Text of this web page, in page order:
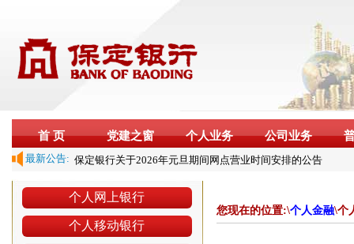
首 页 党建之窗 个人业务 公司业务
最新公告: 保定银行关于2026年元旦期间网点营业时间安排的公告
关于保定银行股份有限公司与农银理财有限责任公司开
展合作的公告
保定银行关于2026年端午节期间网点营业时间安排的公
告
个人网上银行
个人移动银行
您现在的位置:\个人金融\个